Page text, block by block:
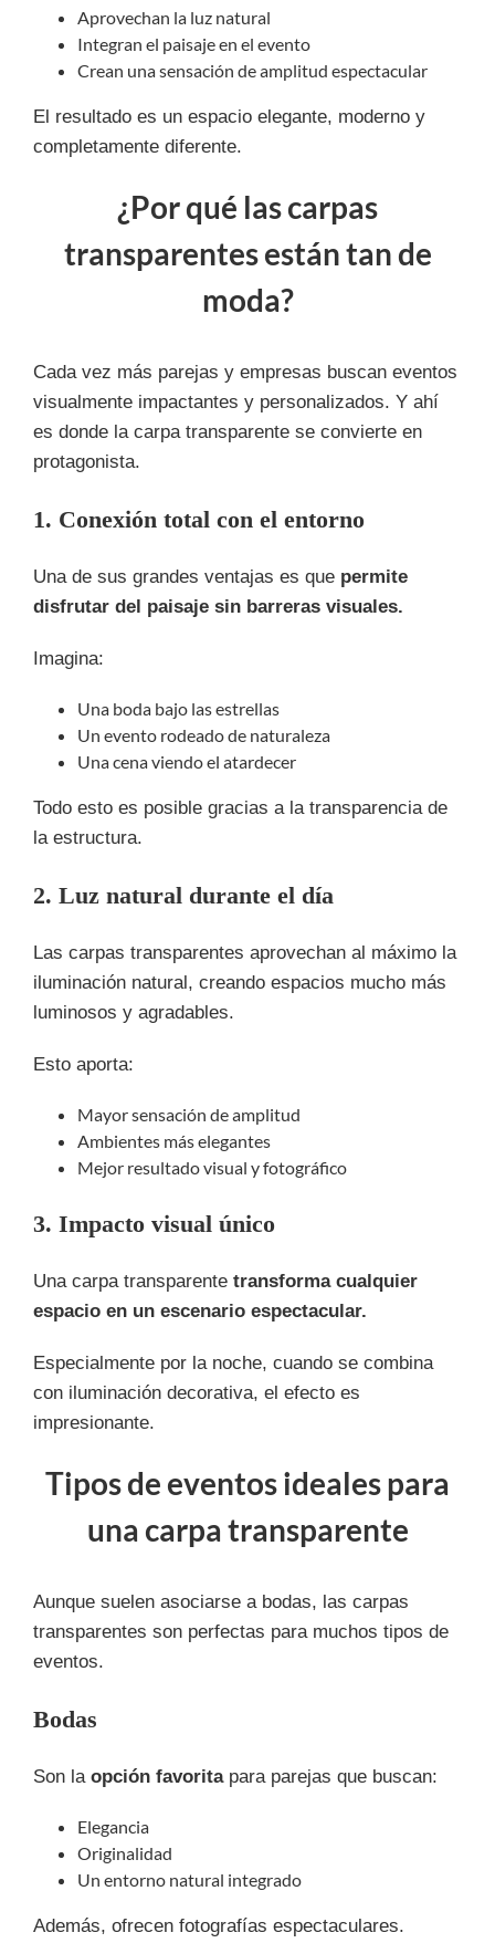
Aprovechan la luz natural
Integran el paisaje en el evento
Crean una sensación de amplitud espectacular
El resultado es un espacio elegante, moderno y
completamente diferente.
¿Por qué las carpas
transparentes están tan de
moda?
Cada vez más parejas y empresas buscan eventos
visualmente impactantes y personalizados. Y ahí
es donde la carpa transparente se convierte en
protagonista.
1. Conexión total con el entorno
Una de sus grandes ventajas es quepermite
disfrutar del paisaje sin barreras visuales.
Imagina:
Una boda bajo las estrellas
Un evento rodeado de naturaleza
Una cena viendo el atardecer
Todo esto es posible gracias a la transparencia de
la estructura.
2. Luz natural durante el día
Las carpas transparentes aprovechan al máximo la
iluminación natural, creando espacios mucho más
luminosos y agradables.
Esto aporta:
Mayor sensación de amplitud
Ambientes más elegantes
Mejor resultado visual y fotográfico
3. Impacto visual único
Una carpa transparente transforma cualquier
espacio en un escenario espectacular.
Especialmente por la noche, cuando se combina
con iluminación decorativa, el efecto es
impresionante.
Tipos de eventos ideales para
una carpa transparente
Aunque suelen asociarse a bodas, las carpas
transparentes son perfectas para muchos tipos de
eventos.
Bodas
Son laopción favoritapara parejas que buscan:
Elegancia
Originalidad
Un entorno natural integrado
Además, ofrecen fotografías espectaculares.